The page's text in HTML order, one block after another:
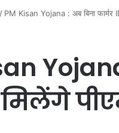
/ PM Kisan Yojana : अब बिना फार्मर